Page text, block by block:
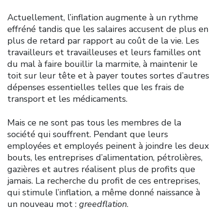
Actuellement, l’inflation augmente à un rythme
effréné tandis que les salaires accusent de plus en
plus de retard par rapport au coût de la vie. Les
travailleurs et travailleuses et leurs familles ont
du mal à faire bouillir la marmite, à maintenir le
toit sur leur tête et à payer toutes sortes d’autres
dépenses essentielles telles que les frais de
transport et les médicaments.
Mais ce ne sont pas tous les membres de la
société qui souffrent. Pendant que leurs
employées et employés peinent à joindre les deux
bouts, les entreprises d’alimentation, pétrolières,
gazières et autres réalisent plus de profits que
jamais. La recherche du profit de ces entreprises,
qui stimule l’inflation, a même donné naissance à
un nouveau mot : greedflation.